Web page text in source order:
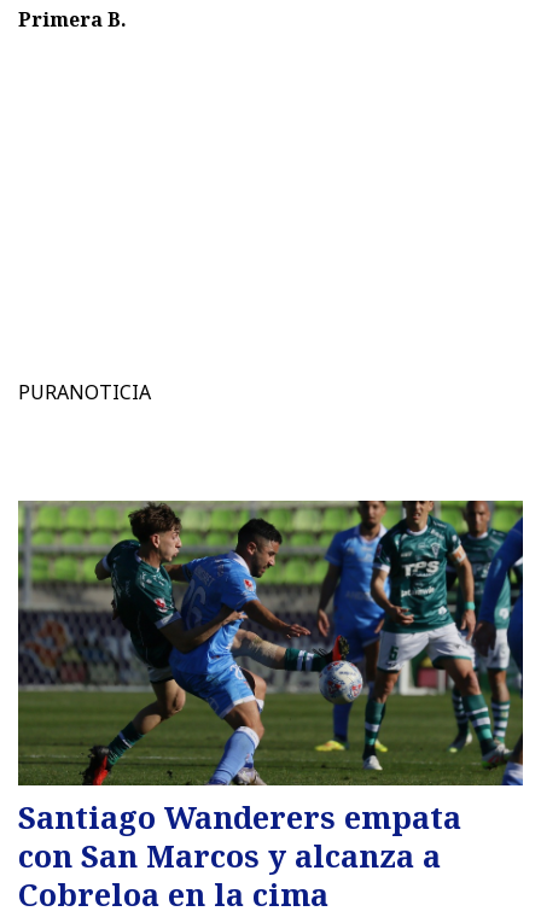
Primera B.
PURANOTICIA
Santiago Wanderers empata
con San Marcos y alcanza a
Cobreloa en la cima